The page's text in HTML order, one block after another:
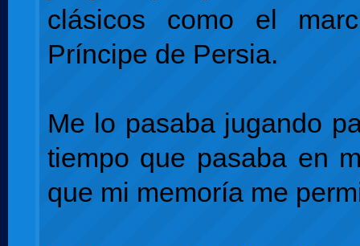
clásicos como el
Príncipe de Persia.
Me lo pasaba jugando
tiempo que pasaba en
que mi memoría me